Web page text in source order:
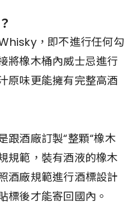
，即不進行任何勾
將橡木桶內威士忌進行
原味更能擁有完整高酒
跟酒廠訂製“整顆“橡木
規範，裝有酒液的橡木
酒廠規範進行酒標設計
標後才能寄回國內。